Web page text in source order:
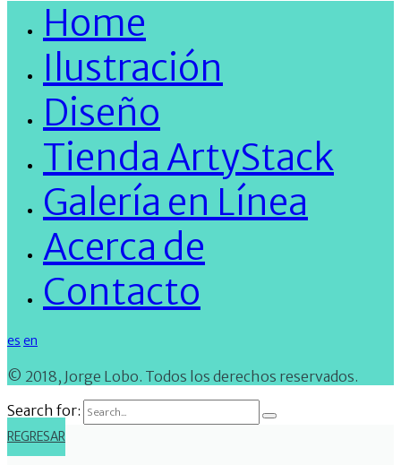
Home
Ilustración
Diseño
Tienda ArtyStack
Galería en Línea
Acerca de
Contacto
esen
© 2018, Jorge Lobo. Todos los derechos reservados.
Search for:
REGRESAR